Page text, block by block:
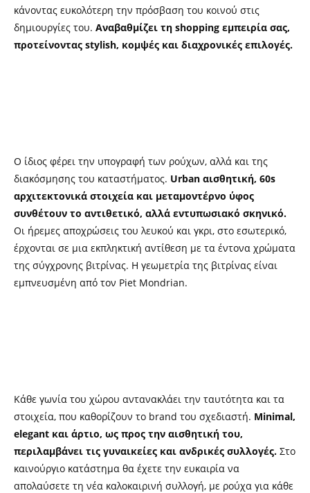
κάνοντας ευκολότερη την πρόσβαση του κοινού στις
δημιουργίες του. Αναβαθμίζει τη shopping εμπειρία σας,
προτείνοντας stylish, κομψές και διαχρονικές επιλογές.
Ο ίδιος φέρει την υπογραφή των ρούχων, αλλά και της
διακόσμησης του καταστήματος. Urban αισθητική, 60s
αρχιτεκτονικά στοιχεία και μεταμοντέρνο ύφος
συνθέτουν το αντιθετικό, αλλά εντυπωσιακό σκηνικό.
Οι ήρεμες αποχρώσεις του λευκού και γκρι, στο εσωτερικό,
έρχονται σε μια εκπληκτική αντίθεση με τα έντονα χρώματα
της σύγχρονης βιτρίνας. Η γεωμετρία της βιτρίνας είναι
εμπνευσμένη από τον Piet Mondrian.
Κάθε γωνία του χώρου αντανακλάει την ταυτότητα και τα
στοιχεία, που καθορίζουν το brand του σχεδιαστή. Minimal,
elegant και άρτιο, ως προς την αισθητική του,
περιλαμβάνει τις γυναικείες και ανδρικές συλλογές. Στο
καινούργιο κατάστημα θα έχετε την ευκαιρία να
απολαύσετε τη νέα καλοκαιρινή συλλογή, με ρούχα για κάθε